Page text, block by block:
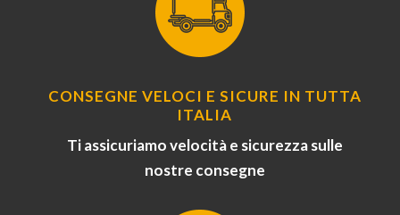
CONSEGNE VELOCI E SICURE IN TUTTA
ITALIA
Ti assicuriamo velocità e sicurezza sulle
nostre consegne